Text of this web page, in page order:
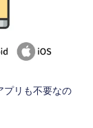
プリも不要なの